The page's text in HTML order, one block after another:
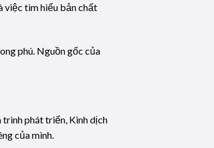
việc tìm hiểu bản chất
phú. Nguồn gốc của
phát triển, Kinh dịch
của mình.